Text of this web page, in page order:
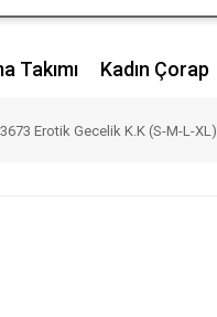
Takımı Kadın Çorap
Erotik Gecelik K.K (S-M-L-XL)